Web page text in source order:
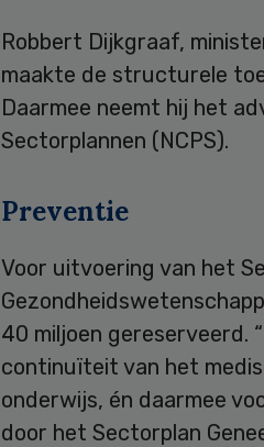
Robbert Dijkgraaf,
maakte de structurele
Daarmee neemt hij het
Sectorplannen (NCPS).
Preventie
Voor uitvoering van het
40 miljoen gereserveerd.
continuïteit van het
onderwijs, én daarmee
door het Sectorplan